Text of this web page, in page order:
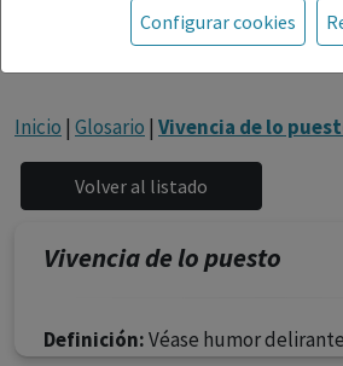
referida a productos del mercado
tanto, dirigida a profesionales
facultados para prescribir o
fármacos se facilita a título
siendo responsabilidad de los
facultados prescribir medicamentos
caso concreto, el tratamiento más
necesidades del paciente.
Configurar cookies
Inicio | Glosario | Vivencia de lo
Vivencia de lo puesto
Definición:Véase humor